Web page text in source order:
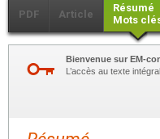
PDF Article
Résumé
Mots
Bienvenue sur EM-
L’accès au texte